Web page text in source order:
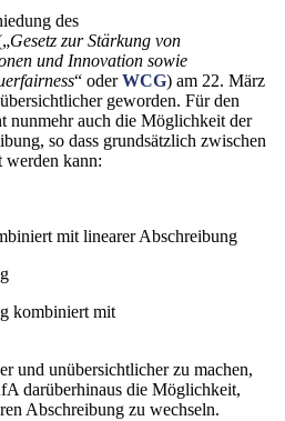
des
Gesetz zur Stärkung von
und Innovation sowie
“ oderWCG) am 22. März
geworden. Für den
nunmehr auch die Möglichkeit der
so dass grundsätzlich zwischen
werden kann:
mit linearer Abschreibung
kombiniert mit
und unübersichtlicher zu machen,
darüberhinaus die Möglichkeit,
Abschreibung zu wechseln.